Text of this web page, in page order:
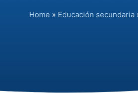
Home » Educación secundaria